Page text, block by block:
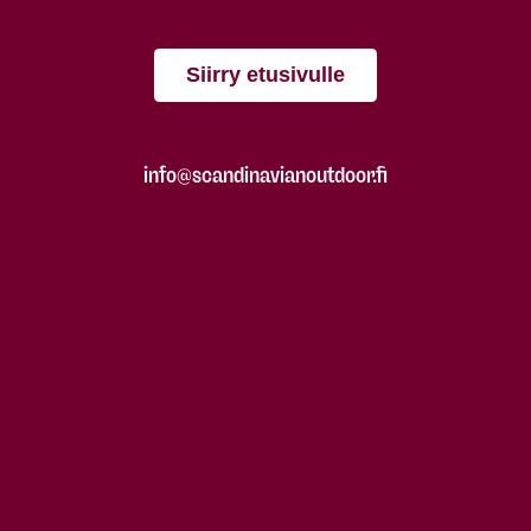
Siirry etusivulle
info@scandinavianoutdoor.fi